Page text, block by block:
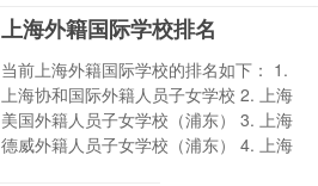
上海外籍国际学校排名
当前上海外籍国际学校的排名如下： 1.
上海协和国际外籍人员子女学校 2. 上海
美国外籍人员子女学校（浦东） 3. 上海
德威外籍人员子女学校（浦东） 4. 上海